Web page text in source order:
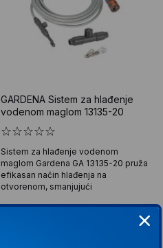
GARDENA Sistem za hlađenje
vodenom maglom 13135-20
Sistem za hlađenje vodenom
maglom Gardena GA 13135-20 pruža
efikasan način hlađenja na
otvorenom, smanjujući